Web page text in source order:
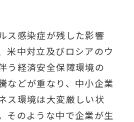
ス感染症が残した影響
米中対立及びロシアのウ
う経済安全保障環境の
などが重なり、中小企業
ス環境は大変厳しい状
そのような中で企業が生